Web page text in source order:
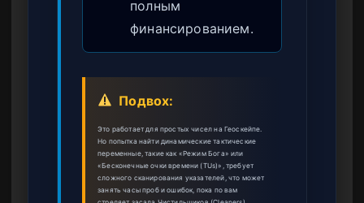
полным
финансированием.
Подвох:
Это работает для простых чисел на Геоскейпе.
Но попытка найти динамические тактические
переменные, такие как «Режим Бога» или
«Бесконечные очки времени (TUs)», требует
сложного сканирования указателей, что может
занять часы проб и ошибок, пока по вам